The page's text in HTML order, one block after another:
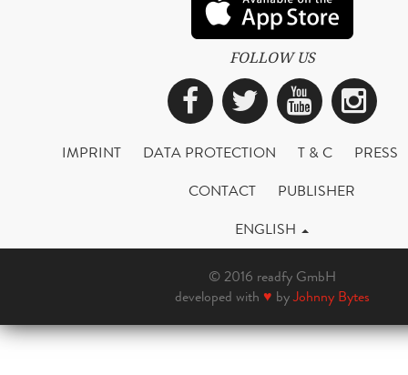
FOLLOW US
Facebook
Twitter
IMPRINT DATA PROTECTION T & C
PRESS
CONTACT
PUBLISHER
ENGLISH
© 2016 readfy GmbH
developed with ♥ byJohnny Bytes